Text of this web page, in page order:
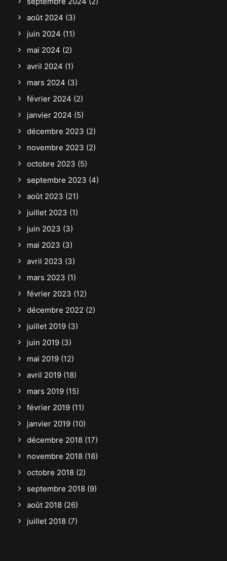
août 2024 (3)
juin 2024 (11)
mai 2024 (2)
avril 2024 (1)
mars 2024 (3)
février 2024 (2)
janvier 2024 (5)
décembre 2023 (2)
novembre 2023 (2)
octobre 2023 (5)
septembre 2023 (4)
août 2023 (21)
juillet 2023 (1)
juin 2023 (3)
mai 2023 (3)
avril 2023 (3)
mars 2023 (1)
février 2023 (12)
décembre 2022 (2)
juillet 2019 (3)
juin 2019 (3)
mai 2019 (12)
avril 2019 (18)
mars 2019 (15)
février 2019 (11)
janvier 2019 (10)
décembre 2018 (17)
novembre 2018 (18)
octobre 2018 (2)
septembre 2018 (9)
août 2018 (26)
juillet 2018 (7)